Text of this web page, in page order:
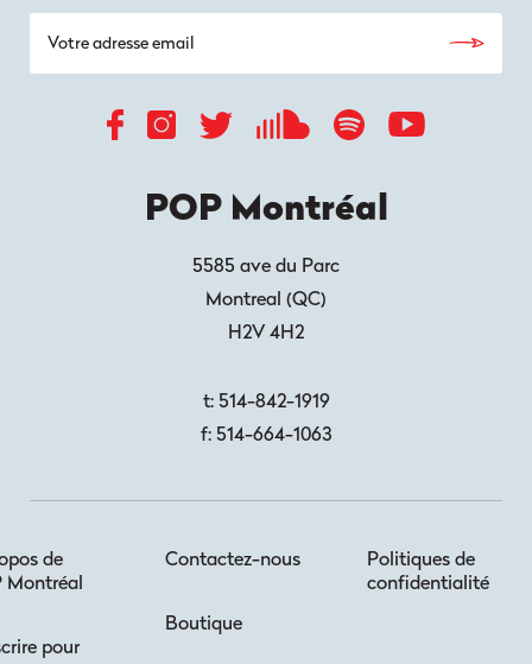
POP Montréal
5585 ave du Parc
Montreal (QC)
H2V 4H2
t: 514-842-1919
f: 514-664-1063
de
Montréal
pour
Contactez-nous
Boutique
Politiques de
confidentialité